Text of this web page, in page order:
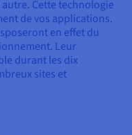
Cette technologie
de vos applications.
en effet du
Leur
durant les dix
sites et